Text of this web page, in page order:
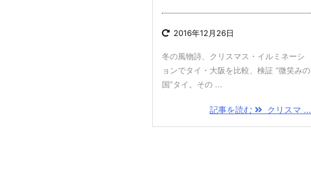
2016年12月26日
冬の風物詩、クリスマス・イルミネーシ
ョンでタイ・大阪を比較、検証 “微笑みの
国”タイ。その ...
記事を読む クリスマ ...